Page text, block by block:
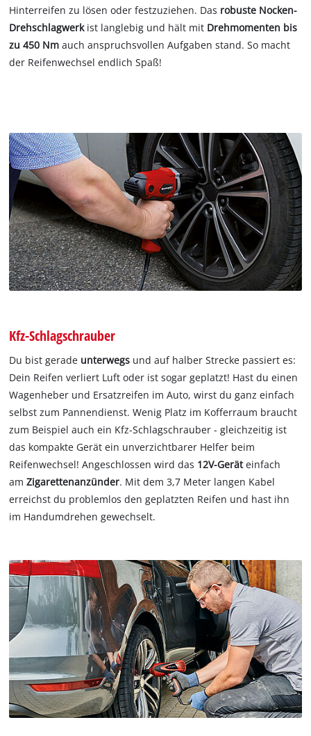
Hinterreifen zu lösen oder festzuziehen. Das robuste Nocken-
Drehschlagwerkist langlebig und hält mit Drehmomenten bis
zu 450 Nm auch anspruchsvollen Aufgaben stand. So macht
der Reifenwechsel endlich Spaß!
Kfz-Schlagschrauber
Du bist gerade unterwegs und auf halber Strecke passiert es:
Dein Reifen verliert Luft oder ist sogar geplatzt! Hast du einen
Wagenheber und Ersatzreifen im Auto, wirst du ganz einfach
selbst zum Pannendienst. Wenig Platz im Kofferraum braucht
zum Beispiel auch ein Kfz-Schlagschrauber - gleichzeitig ist
das kompakte Gerät ein unverzichtbarer Helfer beim
Reifenwechsel! Angeschlossen wird das 12V-Geräteinfach
amZigarettenanzünder. Mit dem 3,7 Meter langen Kabel
erreichst du problemlos den geplatzten Reifen und hast ihn
im Handumdrehen gewechselt.